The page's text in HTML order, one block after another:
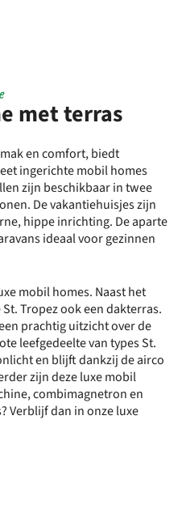
met terras
en comfort, biedt
ingerichte mobil homes
zijn beschikbaar in twee
De vakantiehuisjes zijn
hippe inrichting. De aparte
ideaal voor gezinnen
mobil homes. Naast het
Tropez ook een dakterras.
prachtig uitzicht over de
leefgedeelte van types St.
en blijft dankzij de airco
zijn deze luxe mobil
combimagnetron en
Verblijf dan in onze luxe